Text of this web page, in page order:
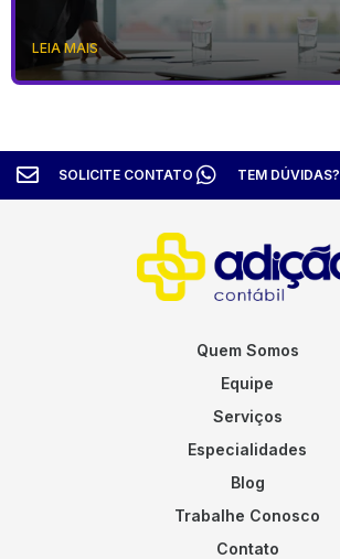
LEIA MAIS
SOLICITE CONTATO TEM
Quem Somos
Equipe
Serviços
Especialidades
Blog
Trabalhe Conosco
Contato